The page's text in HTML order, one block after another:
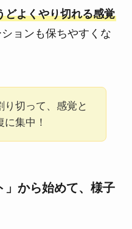
どよくやり切れる感覚
ョンも保ちやすくな
り切って、感覚と
集中！
」から始めて、様子